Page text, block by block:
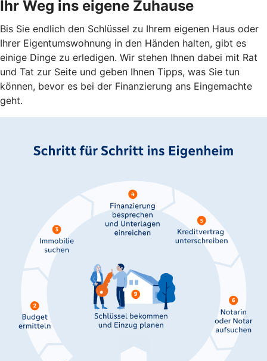
Ihr Weg ins eigene Zuhause
Bis Sie endlich den Schlüssel zu Ihrem eigenen Haus oder
Ihrer Eigentumswohnung in den Händen halten, gibt es
einige Dinge zu erledigen. Wir stehen Ihnen dabei mit Rat
und Tat zur Seite und geben Ihnen Tipps, was Sie tun
können, bevor es bei der Finanzierung ans Eingemachte
geht.